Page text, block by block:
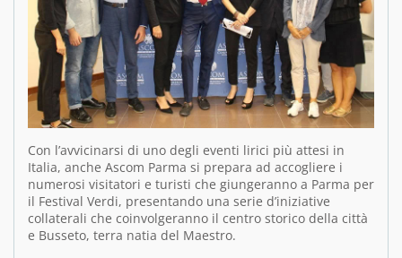
Con l’avvicinarsi di uno degli eventi lirici più attesi in
Italia, anche Ascom Parma si prepara ad accogliere i
numerosi visitatori e turisti che giungeranno a Parma per
il Festival Verdi, presentando una serie d’iniziative
collaterali che coinvolgeranno il centro storico della città
e Busseto, terra natia del Maestro.